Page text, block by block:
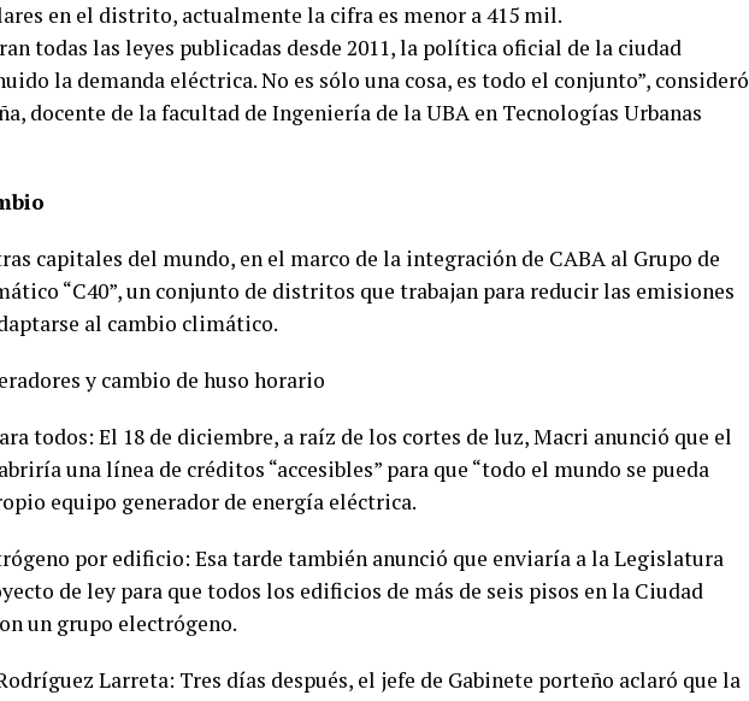
en el distrito, actualmente la cifra es menor a 415 mil.
todas las leyes publicadas desde 2011, la política oficial de la ciudad
la demanda eléctrica. No es sólo una cosa, es todo el conjunto”, consideró
docente de la facultad de Ingeniería de la UBA en Tecnologías Urbanas
capitales del mundo, en el marco de la integración de CABA al Grupo de
“C40”, un conjunto de distritos que trabajan para reducir las emisiones
al cambio climático.
y cambio de huso horario
todos: El 18 de diciembre, a raíz de los cortes de luz, Macri anunció que el
una línea de créditos “accesibles” para que “todo el mundo se pueda
equipo generador de energía eléctrica.
por edificio: Esa tarde también anunció que enviaría a la Legislatura
de ley para que todos los edificios de más de seis pisos en la Ciudad
un grupo electrógeno.
Larreta: Tres días después, el jefe de Gabinete porteño aclaró que la